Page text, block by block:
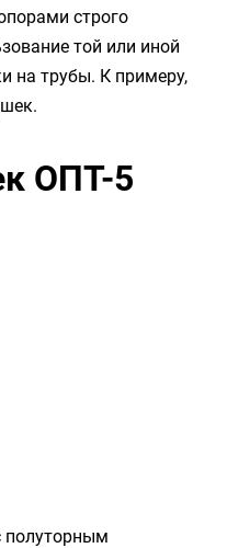
строго
той или иной
на трубы. К примеру,
ОПТ-5
полуторным